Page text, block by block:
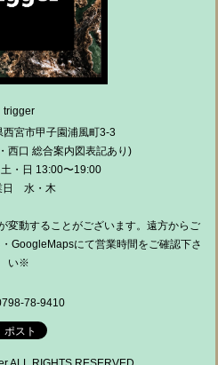
trigger
宮市甲子園浦風町3-3
西口 総合案内図表記あり)
・日 13:00〜19:00
日 水・木
変動することがございます。遠方からご
GoogleMapsにて営業時間をご確認下さ
い※
78-9410